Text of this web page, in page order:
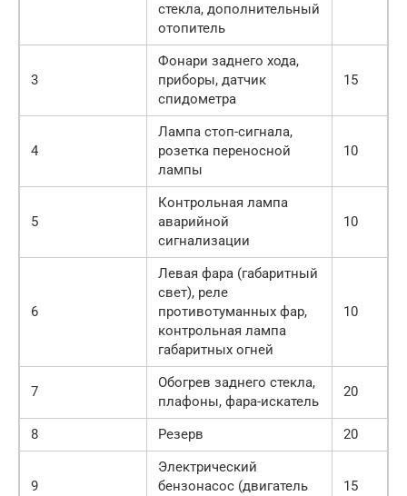
стекла, дополнительный
отопитель
3
Фонари заднего хода,
приборы, датчик
спидометра
15
4
Лампа стоп-сигнала,
розетка переносной
лампы
10
5
Контрольная лампа
аварийной
сигнализации
10
6
Левая фара (габаритный
свет), реле
противотуманных фар,
контрольная лампа
габаритных огней
10
7
Обогрев заднего стекла,
плафоны, фара-искатель
20
8 Резерв 20
9
Электрический
бензонасос (двигатель
15